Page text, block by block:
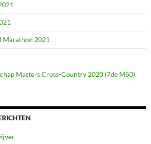
2021
Masters Cross-Country 2020 (7de M50)